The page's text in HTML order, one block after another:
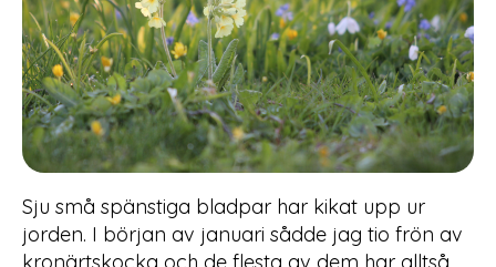
Sju små spänstiga bladpar har kikat upp ur
jorden. I början av januari sådde jag tio frön av
kronärtskocka och de flesta av dem har alltså